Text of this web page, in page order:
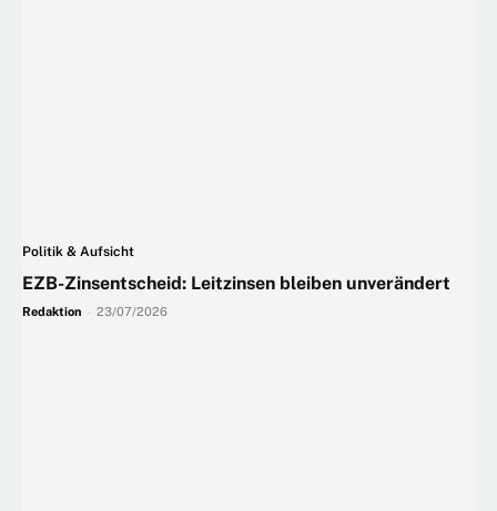
Politik & Aufsicht
EZB-Zinsentscheid: Leitzinsen bleiben unverändert
Redaktion 23/07/2026